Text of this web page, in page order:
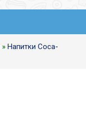
» Напитки Coca-